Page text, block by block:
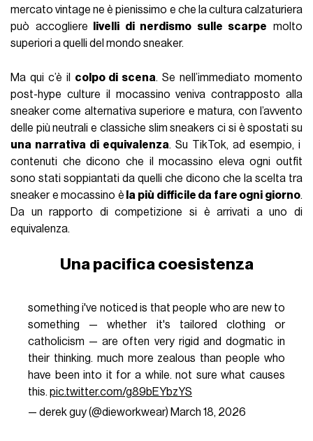
mercato vintage ne è pienissimo e che la cultura calzaturiera
può accogliere livelli di nerdismo sulle scarpe molto
superiori a quelli del mondo sneaker.
Ma qui c’è il colpo di scena. Se nell’immediato momento
post-hype culture il mocassino veniva contrapposto alla
sneaker come alternativa superiore e matura, con l’avvento
delle più neutrali e classiche slim sneakers ci si è spostati su
una narrativa di equivalenza. Su TikTok, ad esempio, i
contenuti che dicono che il mocassino eleva ogni outfit
sono stati soppiantati da quelli che dicono che la scelta tra
sneaker e mocassino è la più difficile da fare ogni giorno.
Da un rapporto di competizione si è arrivati a uno di
equivalenza.
Una pacifica coesistenza
something i've noticed is that people who are new to
something — whether it's tailored clothing or
catholicism — are often very rigid and dogmatic in
their thinking. much more zealous than people who
have been into it for a while. not sure what causes
this. pic.twitter.com/g89bEYbzYS
— derek guy (@dieworkwear) March 18, 2026